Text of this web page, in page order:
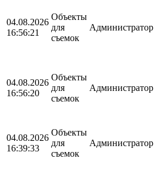
04.08.2026
16:56:21
Объекты
для
съемок
Администратор
04.08.2026
16:56:20
Объекты
для
съемок
Администратор
04.08.2026
16:39:33
Объекты
для
съемок
Администратор